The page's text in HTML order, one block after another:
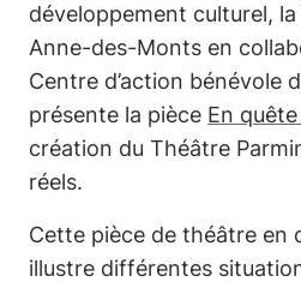
développement culturel,
Anne-des-Monts en
Centre d’action bénévole
présente la pièce En
création du Théâtre
réels.
Cette pièce de théâtre en
illustre différentes